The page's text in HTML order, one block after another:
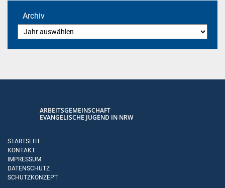
Archiv
ARBEITSGEMEINSCHAFT
EVANGELISCHE JUGEND IN NRW
STARTSEITE
KONTAKT
IMPRESSUM
DATENSCHUTZ
SCHUTZKONZEPT